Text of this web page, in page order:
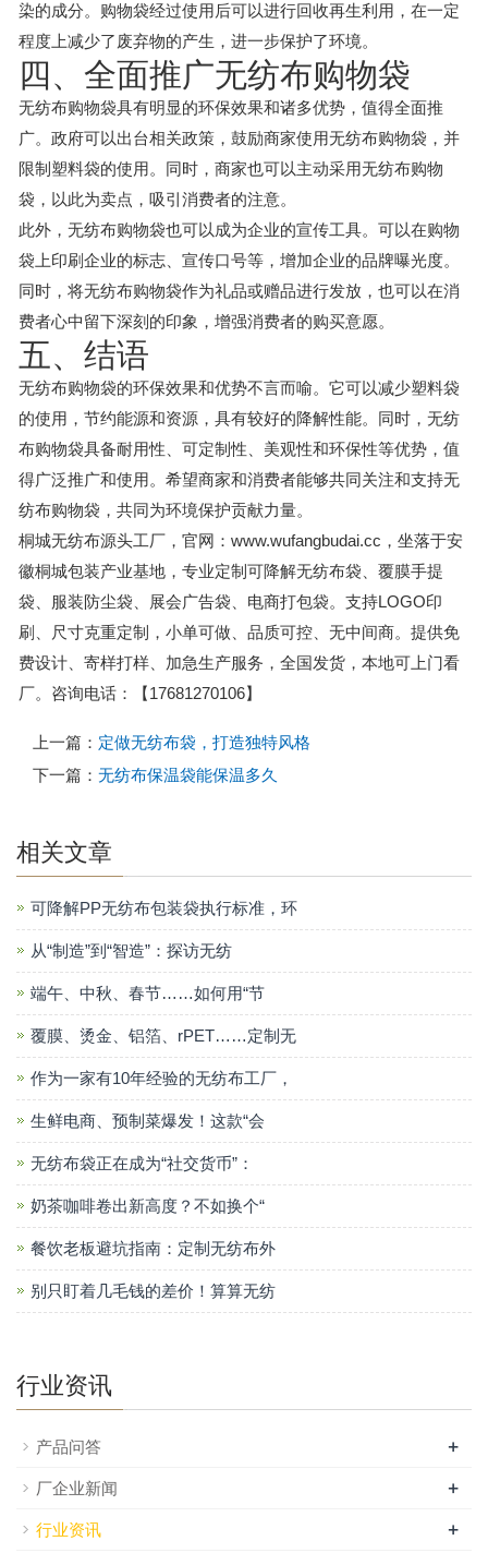
染的成分。购物袋经过使用后可以进行回收再生利用，在一定
程度上减少了废弃物的产生，进一步保护了环境。
四、全面推广无纺布购物袋
无纺布购物袋具有明显的环保效果和诸多优势，值得全面推
广。政府可以出台相关政策，鼓励商家使用无纺布购物袋，并
限制塑料袋的使用。同时，商家也可以主动采用无纺布购物
袋，以此为卖点，吸引消费者的注意。
此外，无纺布购物袋也可以成为企业的宣传工具。可以在购物
袋上印刷企业的标志、宣传口号等，增加企业的品牌曝光度。
同时，将无纺布购物袋作为礼品或赠品进行发放，也可以在消
费者心中留下深刻的印象，增强消费者的购买意愿。
五、结语
无纺布购物袋的环保效果和优势不言而喻。它可以减少塑料袋
的使用，节约能源和资源，具有较好的降解性能。同时，无纺
布购物袋具备耐用性、可定制性、美观性和环保性等优势，值
得广泛推广和使用。希望商家和消费者能够共同关注和支持无
纺布购物袋，共同为环境保护贡献力量。
桐城无纺布源头工厂，官网：www.wufangbudai.cc，坐落于安
徽桐城包装产业基地，专业定制可降解无纺布袋、覆膜手提
袋、服装防尘袋、展会广告袋、电商打包袋。支持LOGO印
刷、尺寸克重定制，小单可做、品质可控、无中间商。提供免
费设计、寄样打样、加急生产服务，全国发货，本地可上门看
厂。咨询电话：【17681270106】
上一篇： 定做无纺布袋，打造独特风格
下一篇： 无纺布保温袋能保温多久
相关文章
可降解PP无纺布包装袋执行标准，环
从“制造”到“智造”：探访无纺
端午、中秋、春节……如何用“节
覆膜、烫金、铝箔、rPET……定制无
作为一家有10年经验的无纺布工厂，
生鲜电商、预制菜爆发！这款“会
无纺布袋正在成为“社交货币”：
奶茶咖啡卷出新高度？不如换个“
餐饮老板避坑指南：定制无纺布外
别只盯着几毛钱的差价！算算无纺
行业资讯
产品问答 +
厂企业新闻 +
行业资讯 +